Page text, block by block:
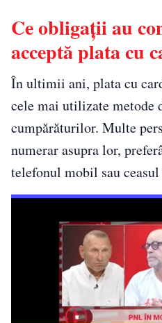
Ce obligații au
acceptă plata cu
În ultimii ani, plata cu
cele mai utilizate metode
cumpărăturilor. Multe
numerar asupra lor,
telefonul mobil sau